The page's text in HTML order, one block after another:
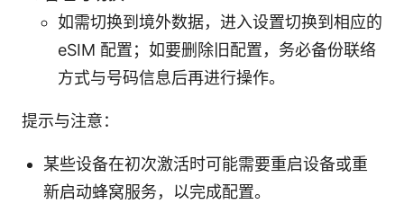
如需切换到境外数据，进入设置切换到相应的
eSIM 配置；如要删除旧配置，务必备份联络
方式与号码信息后再进行操作。
提示与注意：
某些设备在初次激活时可能需要重启设备或重
新启动蜂窝服务，以完成配置。